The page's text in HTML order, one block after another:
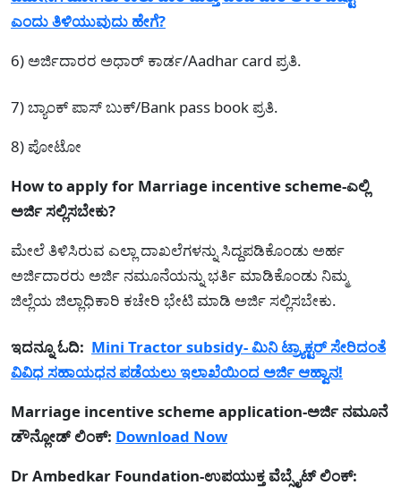
ಎಂದು ತಿಳಿಯುವುದು ಹೇಗೆ?
6) ಅರ್ಜಿದಾರರ ಅಧಾರ್ ಕಾರ್ಡ/Aadhar card ಪ್ರತಿ.
7) ಬ್ಯಾಂಕ್ ಪಾಸ್ ಬುಕ್/Bank pass book ಪ್ರತಿ.
8) ಪೋಟೋ
How to apply for Marriage incentive scheme-ಎಲ್ಲಿ
ಅರ್ಜಿ ಸಲ್ಲಿಸಬೇಕು?
ಮೇಲೆ ತಿಳಿಸಿರುವ ಎಲ್ಲಾ ದಾಖಲೆಗಳನ್ನು ಸಿದ್ದಪಡಿಕೊಂಡು ಅರ್ಹ
ಅರ್ಜಿದಾರರು ಅರ್ಜಿ ನಮೂನೆಯನ್ನು ಭರ್ತಿ ಮಾಡಿಕೊಂಡು ನಿಮ್ಮ
ಜಿಲ್ಲೆಯ ಜಿಲ್ಲಾಧಿಕಾರಿ ಕಚೇರಿ ಭೇಟಿ ಮಾಡಿ ಅರ್ಜಿ ಸಲ್ಲಿಸಬೇಕು.
ಇದನ್ನೂ ಓದಿ: Mini Tractor subsidy- ಮಿನಿ ಟ್ರ್ಯಾಕ್ಟರ್ ಸೇರಿದಂತೆ
ವಿವಿಧ ಸಹಾಯಧನ ಪಡೆಯಲು ಇಲಾಖೆಯಿಂದ ಅರ್ಜಿ ಆಹ್ವಾನ!
Marriage incentive scheme application-ಅರ್ಜಿ ನಮೂನೆ
ಡೌನ್ಲೋಡ್ ಲಿಂಕ್: Download Now
Dr Ambedkar Foundation-ಉಪಯುಕ್ತ ವೆಬ್ಸೈಟ್ ಲಿಂಕ್: